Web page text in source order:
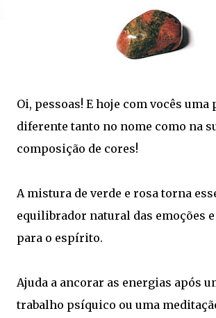
Oi, pessoas! E hoje com vocês uma
diferente tanto no nome como na
composição de cores!
A mistura de verde e rosa torna
equilibrador natural das emoções
para o espírito.
Ajuda a ancorar as energias após
trabalho psíquico ou uma